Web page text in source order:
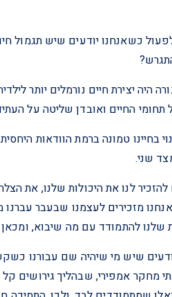
כשאנחנו יודעים שיש תגמול
היה יצירת חיים נורמלים יותר
תחומי החיים ואובדן שליטה על
בחיינו טמונה ברמת הוודאות
שני.
לנו את היכולות שלנו, את
מזכירים לעצמנו שבעבר עברנו
שלנו להתמודד עם מה שיבוא, ומכאן
שיש מי שיהיה שם עבורנו
מחקר אמפירי, שבהליך גירושים